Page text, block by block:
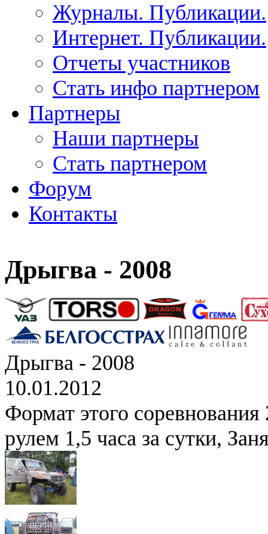
Журналы. Публикации.
Интернет. Публикации.
Отчеты участников
Стать инфо партнером
Партнеры
Наши партнеры
Стать партнером
Форум
Контакты
Дрыгва - 2008
Дрыгва - 2008
10.01.2012
Формат этого соревнования
рулем 1,5 часа за сутки,